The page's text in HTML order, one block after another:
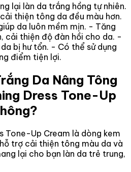
lại làn da trắng hồng tự nhiên.
thiện tông da đều màu hơn.
da luôn mềm mịn. - Tăng
cải thiện độ đàn hồi cho da. -
bị hư tổn. - Có thể sử dụng
điểm tiện lợi.
Da Nâng Tông
Dress Tone-Up
Tone-Up Cream là dòng kem
trợ cải thiện tông màu da và
lại cho bạn làn da trẻ trung,